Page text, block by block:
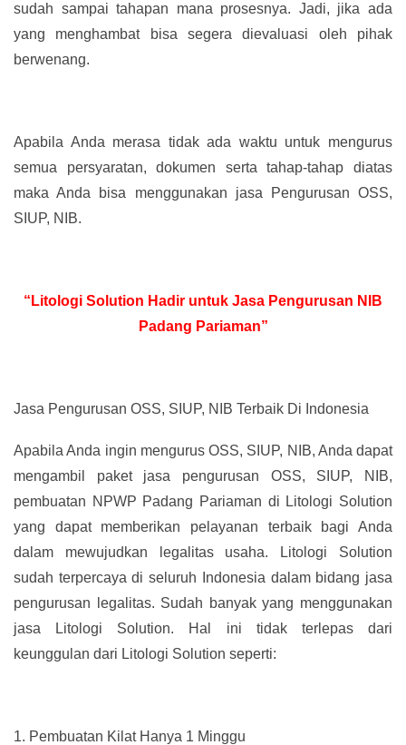
sudah sampai tahapan mana prosesnya. Jadi, jika ada
yang menghambat bisa segera dievaluasi oleh pihak
berwenang.
Apabila Anda merasa tidak ada waktu untuk mengurus
semua persyaratan, dokumen serta tahap-tahap diatas
maka Anda bisa menggunakan jasa Pengurusan OSS,
SIUP, NIB.
“Litologi Solution Hadir untuk Jasa Pengurusan NIB
Padang Pariaman”
Jasa Pengurusan OSS, SIUP, NIB Terbaik Di Indonesia
Apabila Anda ingin mengurus OSS, SIUP, NIB, Anda dapat
mengambil paket jasa pengurusan OSS, SIUP, NIB,
pembuatan NPWP Padang Pariaman di Litologi Solution
yang dapat memberikan pelayanan terbaik bagi Anda
dalam mewujudkan legalitas usaha. Litologi Solution
sudah terpercaya di seluruh Indonesia dalam bidang jasa
pengurusan legalitas. Sudah banyak yang menggunakan
jasa Litologi Solution. Hal ini tidak terlepas dari
keunggulan dari Litologi Solution seperti:
1. Pembuatan Kilat Hanya 1 Minggu